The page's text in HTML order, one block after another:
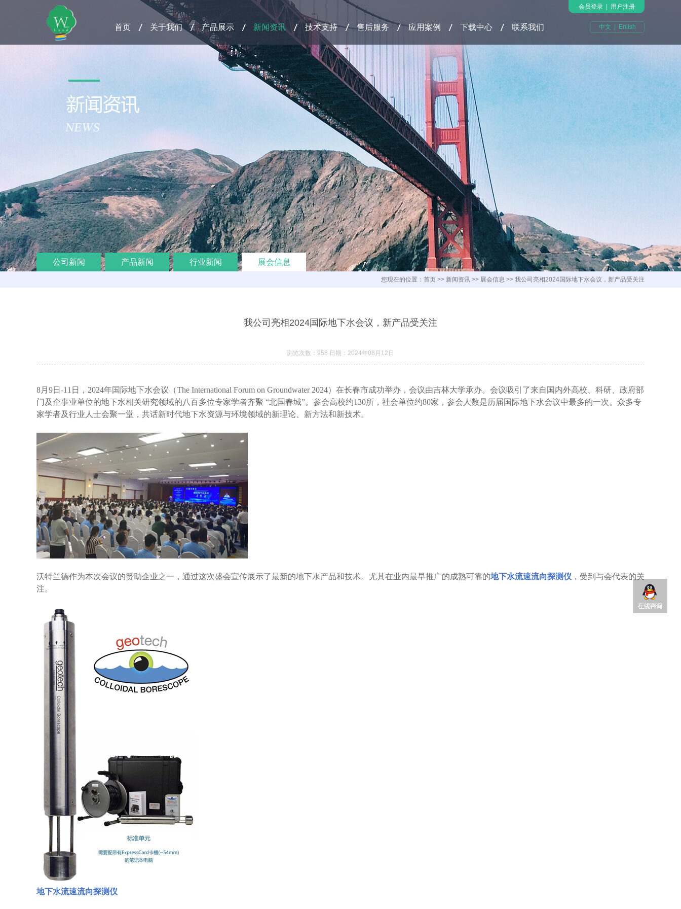
首页 关于我们 产品展示 新闻资讯 技术支持 售后服务 应用案例 下载中心 联系我们
会员登录| 用户注册
中文 Enlish
公司新闻 产品新闻 行业新闻 展会信息
您现在的位置： 首页 >> 新闻资讯 >> 展会信息 >> 我公司亮相2024国际地下水会议，新产品受关注
我公司亮相2024国际地下水会议，新产品受关注
浏览次数：958 日期：2024年08月12日
8月9日-11日，2024年国际地下水会议（The International Forum on Groundwater 2024）在长春市成功举办，会议由吉林大学承办。会议吸引了来自国内外高校、科研、政府部
门及企事业单位的地下水相关研究领域的八百多位专家学者齐聚 “北国春城”。参会高校约130所，社会单位约80家，参会人数是历届国际地下水会议中最多的一次。众多专
家学者及行业人士会聚一堂，共话新时代地下水资源与环境领域的新理论、新方法和新技术。
沃特兰德作为本次会议的赞助企业之一，通过这次盛会宣传展示了最新的地下水产品和技术。尤其在业内最早推广的成熟可靠的地下水流速流向探测仪 ，受到与会代表的关
注。
地下水流速流向探测仪